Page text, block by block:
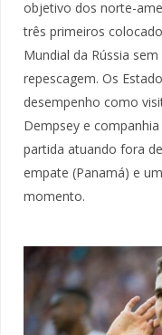
objetivo dos norte-
três primeiros
Mundial da Rússia
repescagem. Os
desempenho como
Dempsey e
partida atuando fora
empate (Panamá) e
momento.